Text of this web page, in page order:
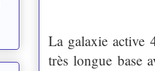
La galaxie active
très longue base